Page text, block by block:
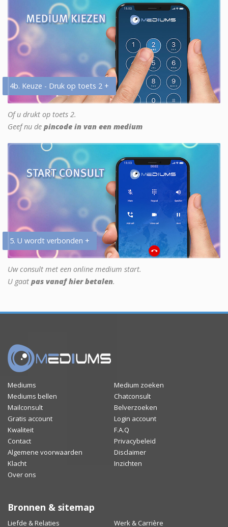
4b. Keuze - Druk op toets 2 +
Of u drukt op toets 2.
Geef nu de pincode in van een medium
5. U wordt verbonden +
Uw consult met een online medium start.
U gaat pas vanaf hier betalen.
Mediums
Medium zoeken
Mediums bellen
Chatconsult
Mailconsult
Belverzoeken
Gratis account
Login account
Kwaliteit
F.A.Q
Contact
Privacybeleid
Algemene voorwaarden
Disclaimer
Klacht
Inzichten
Over ons
Bronnen & sitemap
Liefde & Relaties Werk & Carrière